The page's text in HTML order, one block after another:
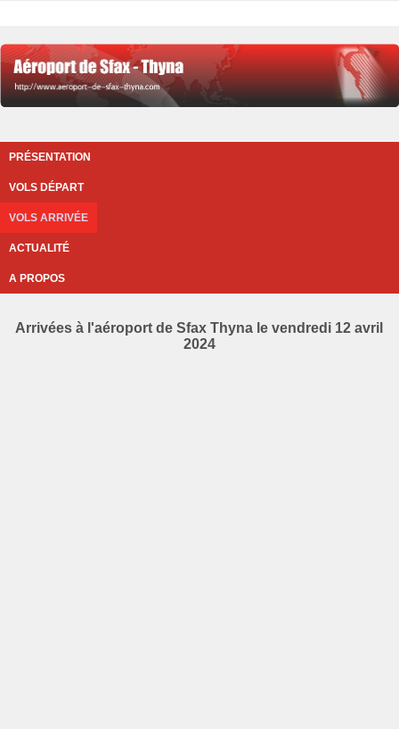
PRÉSENTATION
VOLS DÉPART
VOLS ARRIVÉE
ACTUALITÉ
A PROPOS
Arrivées à l'aéroport de Sfax Thyna le vendredi 12 avril
2024